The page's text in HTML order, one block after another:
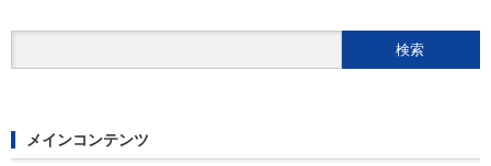
メインコンテンツ